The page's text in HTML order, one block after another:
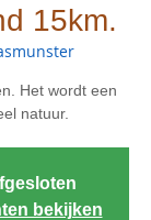
15km.
Het wordt een
natuur.
bekijken